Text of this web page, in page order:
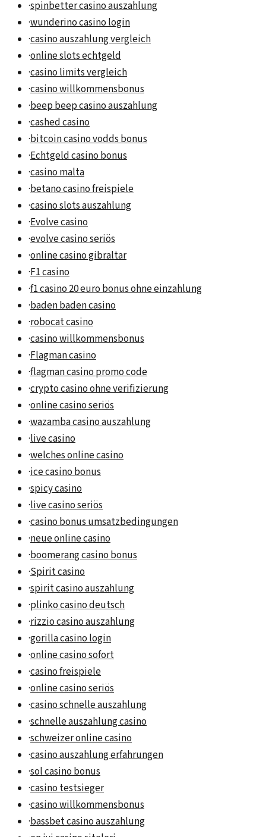
·spinbetter casino auszahlung
·wunderino casino login
·casino auszahlung vergleich
·online slots echtgeld
·casino limits vergleich
·casino willkommensbonus
·beep beep casino auszahlung
·cashed casino
·bitcoin casino vodds bonus
·Echtgeld casino bonus
·casino malta
·betano casino freispiele
·casino slots auszahlung
·Evolve casino
·evolve casino seriös
·online casino gibraltar
·F1 casino
·f1 casino 20 euro bonus ohne einzahlung
·baden baden casino
·robocat casino
·casino willkommensbonus
·Flagman casino
·flagman casino promo code
·crypto casino ohne verifizierung
·online casino seriös
·wazamba casino auszahlung
·live casino
·welches online casino
·ice casino bonus
·spicy casino
·live casino seriös
·casino bonus umsatzbedingungen
·neue online casino
·boomerang casino bonus
·Spirit casino
·spirit casino auszahlung
·plinko casino deutsch
·rizzio casino auszahlung
·gorilla casino login
·online casino sofort
·casino freispiele
·online casino seriös
·casino schnelle auszahlung
·schnelle auszahlung casino
·schweizer online casino
·casino auszahlung erfahrungen
·sol casino bonus
·casino testsieger
·casino willkommensbonus
·bassbet casino auszahlung